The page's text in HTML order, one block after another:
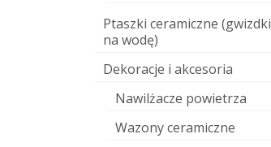
Ptaszki ceramiczne (gwizdki
na wodę)
Dekoracje i akcesoria
Nawilżacze powietrza
Wazony ceramiczne